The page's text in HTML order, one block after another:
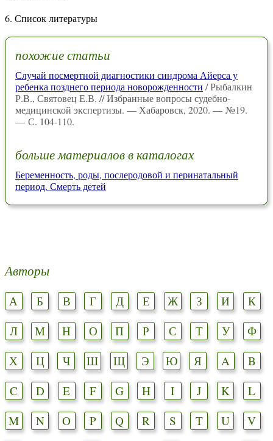
6. Список литературы
похожие статьи
Случай посмертной диагностики синдрома Айерса у
ребенка позднего периода новорожденности / Рыбалкин
Р.В., Святовец Е.В. // Избранные вопросы судебно-
медицинской экспертизы. — Хабаровск, 2020. — №19.
— С. 104-110.
больше материалов в каталогах
Беременность, роды, послеродовой и перинатальный
период. Смерть детей
Авторы
А Б В Г Д Е Ж З И
К
Л
М Н О П Р С Т У
Ф
Х
Ц Ч Ш Щ Э Ю Я A
B
C
D E F G H I J K
L
M
N O P Q R S T U
V